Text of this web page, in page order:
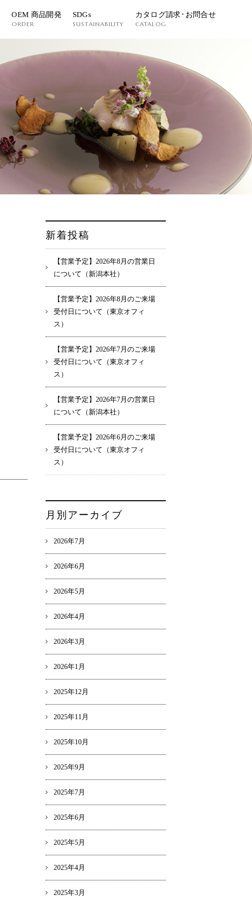
OEM 商品開発
ORDER
SDGs
SUSTAINABILITY
カタログ請求･お問合せ
CATALOG
新着投稿
【営業予定】2026年8月の営業日
について（新潟本社）
【営業予定】2026年8月のご来場
受付日について（東京オフィ
ス）
【営業予定】2026年7月のご来場
受付日について（東京オフィ
ス）
【営業予定】2026年7月の営業日
について（新潟本社）
【営業予定】2026年6月のご来場
受付日について（東京オフィ
ス）
月別アーカイブ
2026年7月
2026年6月
2026年5月
2026年4月
2026年3月
2026年1月
2025年12月
2025年11月
2025年10月
2025年9月
2025年7月
2025年6月
2025年5月
2025年4月
2025年3月